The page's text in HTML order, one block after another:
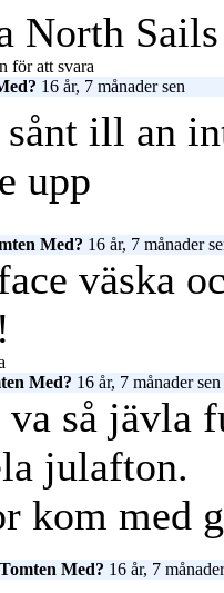
North
för att svara
16 år, 7 månader sen
ill an
upp
Med? 16 år, 7 månader
väska
Med? 16 år, 7 månader sen
så jävla
julafton.
kom med
Med? 16 år, 7